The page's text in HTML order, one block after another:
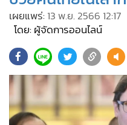
• CbizReview
• Cyber BIZ
• Good health & Well-being
• Green Innovation & SD
•
Management & HR
• MGR Live
เผยแพร่: 13 พ.ย. 2566 12:17
โดย: ผู้จัดการออนไลน์